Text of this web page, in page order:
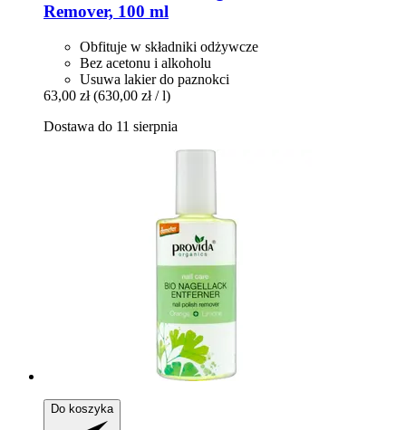
Remover, 100 ml
Obfituje w składniki odżywcze
Bez acetonu i alkoholu
Usuwa lakier do paznokci
63,00 zł (630,00 zł / l)
Dostawa do 11 sierpnia
Do koszyka